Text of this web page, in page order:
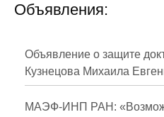
Материалы для СМИ
Публикации
Научная жизнь
Объявления:
Объявление о защите
Кузнецова Михаила
МАЭФ-ИНП РАН: